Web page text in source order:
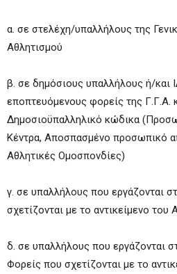
α. σε στελέχη/υπαλλήλους της
Αθλητισμού
β. σε δημόσιους υπαλλήλους ή/και
εποπτευόμενους φορείς της Γ.Γ.Α.
Δημοσιοϋπαλληλικό κώδικα
Κέντρα, Αποσπασμένο προσωπικό
Αθλητικές Ομοσπονδίες)
γ. σε υπαλλήλους που εργάζονται
σχετίζονται με το αντικείμενο του
δ. σε υπαλλήλους που εργάζονται
Φορείς που σχετίζονται με το